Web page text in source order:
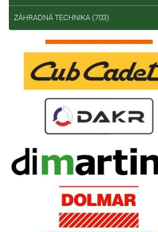
ZÁHRADNÁ TECHNIKA (703)